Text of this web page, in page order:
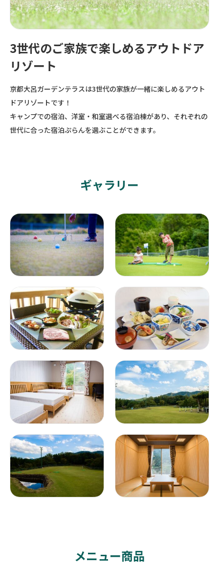
3世代のご家族で楽しめるアウトドア
リゾート
京都大呂ガーデンテラスは3世代の家族が一緒に楽しめるアウト
ドアリゾートです！
キャンプでの宿泊、洋室・和室選べる宿泊棟があり、それぞれの
世代に合った宿泊ぷらんを選ぶことができます。
ギャラリー
メニュー商品